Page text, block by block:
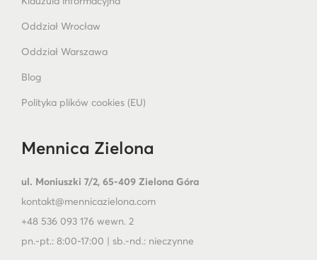
Oddział Wrocław
Oddział Warszawa
Blog
Polityka plików cookies (EU)
Mennica Zielona
ul. Moniuszki 7/2, 65-409 Zielona Góra
kontakt@mennicazielona.com
+48 536 093 176 wewn. 2
pn.-pt.: 8:00-17:00 | sb.-nd.: nieczynne